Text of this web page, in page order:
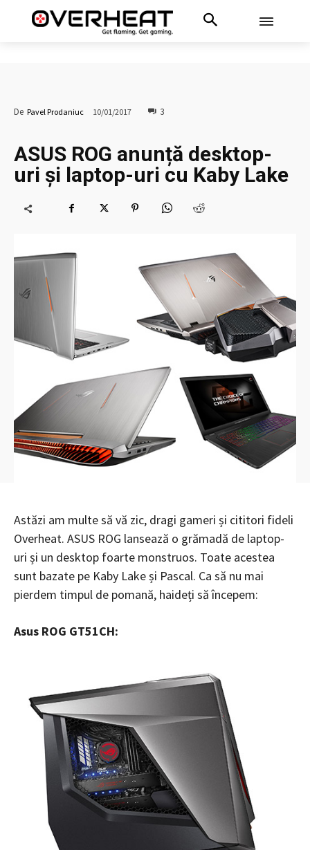
De Pavel Prodaniuc 10/01/2017 3
ASUS ROG anunță desktop-
uri și laptop-uri cu Kaby Lake
Astăzi am multe să vă zic, dragi gameri și cititori fideli
Overheat. ASUS ROG lansează o grămadă de laptop-
uri și un desktop foarte monstruos. Toate acestea
sunt bazate pe Kaby Lake și Pascal. Ca să nu mai
pierdem timpul de pomană, haideți să începem:
Asus ROG GT51CH: